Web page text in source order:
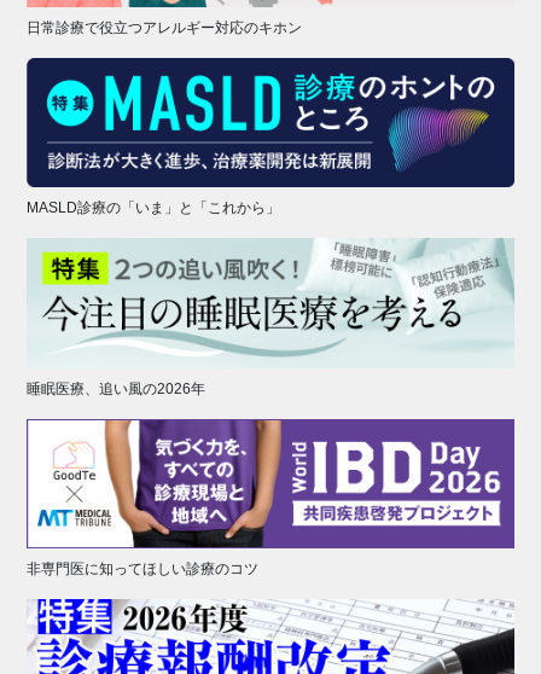
日常診療で役立つアレルギー対応のキホン
MASLD診療の「いま」と「これから」
睡眠医療、追い風の2026年
非専門医に知ってほしい診療のコツ